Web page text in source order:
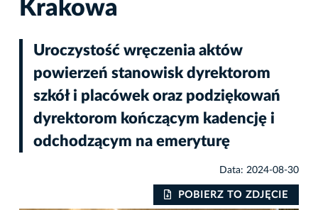
Krakowa
Uroczystość wręczenia aktów
powierzeń stanowisk dyrektorom
szkół i placówek oraz podziękowań
dyrektorom kończącym kadencję i
odchodzącym na emeryturę
Data: 2024-08-30
POBIERZ TO ZDJĘCIE